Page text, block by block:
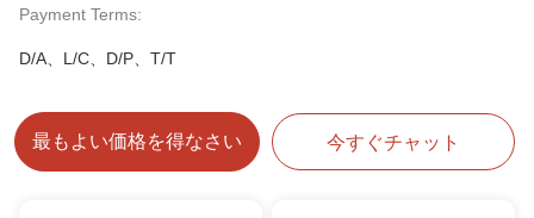
Payment Terms:
D/A、L/C、D/P、T/T
最もよい価格を得なさい 今すぐチャット